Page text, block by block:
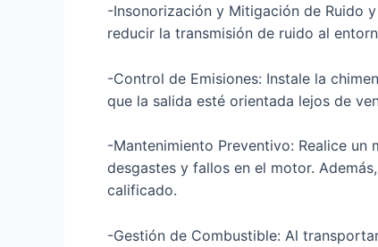
-Insonorización y Mitigación de Ruido
reducir la transmisión de ruido al
-Control de Emisiones: Instale la
que la salida esté orientada lejos de
-Mantenimiento Preventivo: Realice
desgastes y fallos en el motor.
calificado.
-Gestión de Combustible: Al